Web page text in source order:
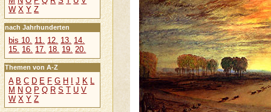
W X Y Z
nach Jahrhunderten
bis 10. 11. 12. 13. 14.
15. 16. 17. 18. 19. 20.
Themen von A-Z
A B C D E F G H I J K L
M N O P Q R S T U V
W X Y Z